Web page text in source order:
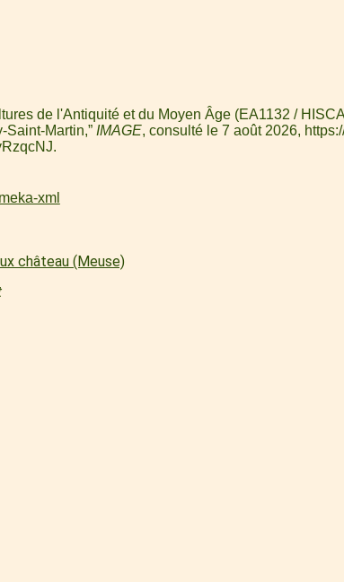
de l'Antiquité et du Moyen Âge (EA1132 /
Saint-Martin,” IMAGE, consulté le 7 août 2026,
.
xml
château (Meuse)